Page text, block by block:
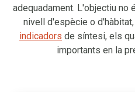
adequadament. L'objectiu no
nivell d'espècie o
indicadors de síntesi, els
importants en la